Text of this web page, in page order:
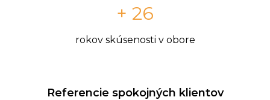
+ 26
rokov skúsenosti v obore
Referencie spokojných klientov